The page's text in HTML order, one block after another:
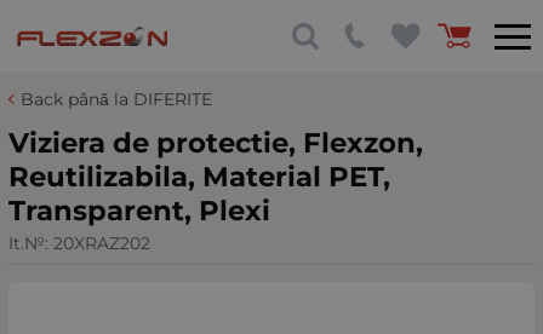
Back până la DIFERITE
Viziera de protectie, Flexzon,
Reutilizabila, Material PET,
Transparent, Plexi
It.№: 20XRAZ202